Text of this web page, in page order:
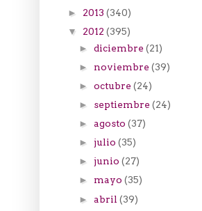
► 2013 (340)
▼ 2012 (395)
►diciembre(21)
► noviembre(39)
►octubre(24)
► septiembre(24)
►agosto(37)
►julio(35)
►junio(27)
► mayo(35)
►abril(39)